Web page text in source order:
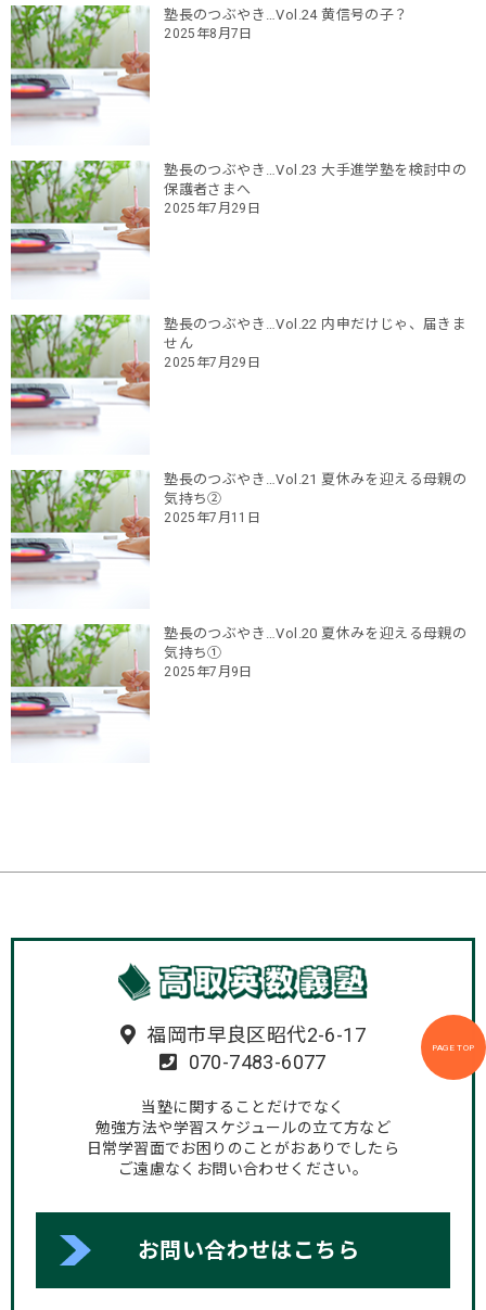
塾長のつぶやき…Vol.24 黄信号の子？
2025年8月7日
塾長のつぶやき…Vol.23 大手進学塾を検討中の
保護者さまへ
2025年7月29日
塾長のつぶやき…Vol.22 内申だけじゃ、届きま
せん
2025年7月29日
塾長のつぶやき…Vol.21 夏休みを迎える母親の
気持ち②
2025年7月11日
塾長のつぶやき…Vol.20 夏休みを迎える母親の
気持ち①
2025年7月9日
PAGE TOP
福岡市早良区昭代2-6-17
070-7483-6077
当塾に関することだけでなく
勉強方法や学習スケジュールの立て方など
日常学習面でお困りのことがおありでしたら
ご遠慮なくお問い合わせください。
お問い合わせはこちら